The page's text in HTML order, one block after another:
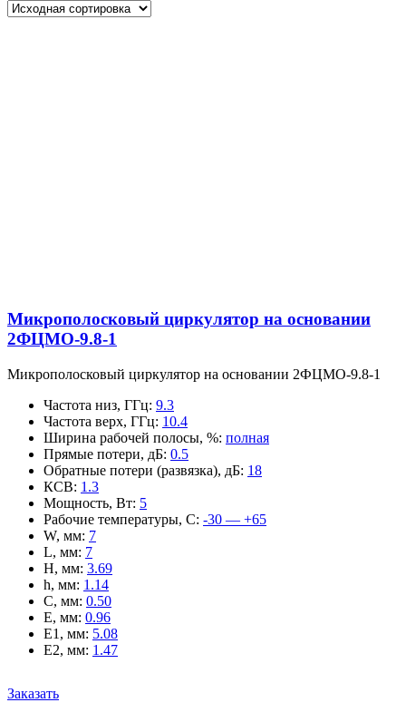
Микрополосковый циркулятор на основании
2ФЦМО-9.8-1
Микрополосковый циркулятор на основании 2ФЦМО-9.8-1
Частота низ, ГГц: 9.3
Частота верх, ГГц: 10.4
Ширина рабочей полосы, %: полная
Прямые потери, дБ: 0.5
Обратные потери (развязка), дБ: 18
КСВ: 1.3
Мощность, Вт: 5
Рабочие температуры, С: -30 — +65
W, мм: 7
L, мм: 7
H, мм: 3.69
h, мм: 1.14
C, мм: 0.50
E, мм: 0.96
E1, мм: 5.08
E2, мм: 1.47
Заказать